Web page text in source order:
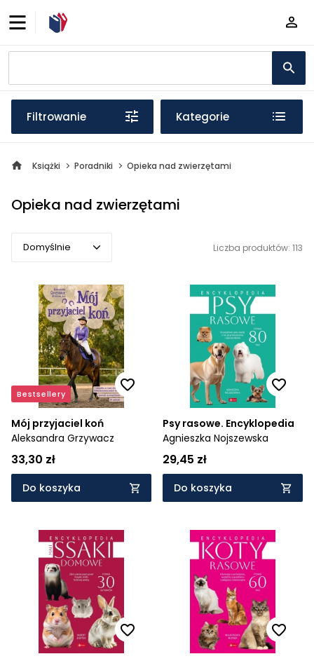
Filtrowanie Kategorie
Książki Poradniki Opieka nad zwierzętami
Opieka nad zwierzętami
Domyślnie
Domyślnie
Popularne
Cena rosnąco
Cena malejąco
Od najnowszych
Od najstarszych
Liczba produktów: 113
Bestsellery
Mój przyjaciel koń
Aleksandra Grzywacz
33,30 zł
Do koszyka
Psy rasowe. Encyklopedia
Agnieszka Nojszewska
29,45 zł
Do koszyka